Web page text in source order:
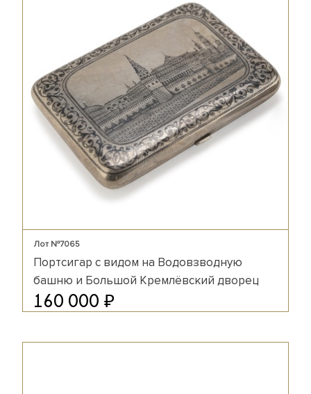
Лот №7065
Портсигар с видом на Водовзводную
башню и Большой Кремлёвский дворец
160 000 ₽